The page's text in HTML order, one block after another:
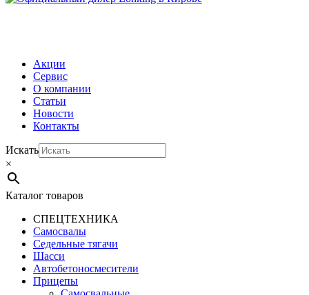
Акции
Сервис
О компании
Статьи
Новости
Контакты
Искать
×
Каталог товаров
СПЕЦТЕХНИКА
Самосвалы
Седельные тягачи
Шасси
Автобетоно­смесители
Прицепы